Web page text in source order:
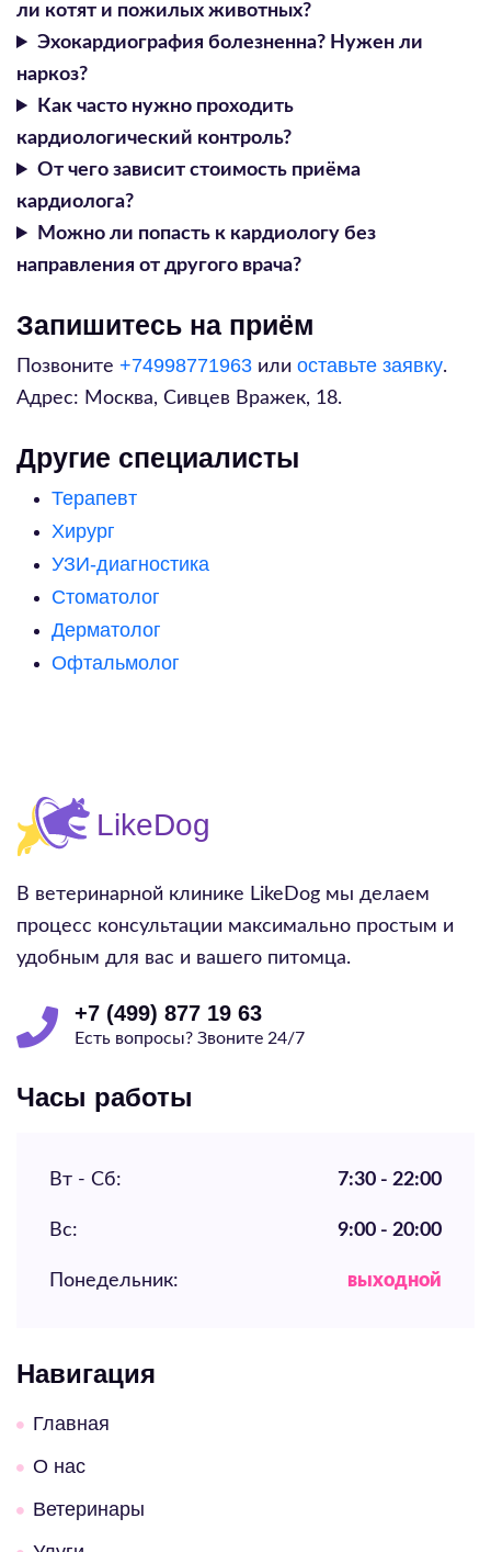
ли котят и пожилых животных?
Эхокардиография болезненна? Нужен ли
наркоз?
Как часто нужно проходить
кардиологический контроль?
От чего зависит стоимость приёма
кардиолога?
Можно ли попасть к кардиологу без
направления от другого врача?
Запишитесь на приём
Позвоните +74998771963 или оставьте заявку.
Адрес: Москва, Сивцев Вражек, 18.
Другие специалисты
Терапевт
Хирург
УЗИ-диагностика
Стоматолог
Дерматолог
Офтальмолог
В ветеринарной клинике LikeDog мы делаем
процесс консультации максимально простым и
удобным для вас и вашего питомца.
+7 (499) 877 19 63
Есть вопросы? Звоните 24/7
Часы работы
Вт - Сб: 7:30 - 22:00
Вс: 9:00 - 20:00
Понедельник: выходной
Навигация
Главная
О нас
Ветеринары